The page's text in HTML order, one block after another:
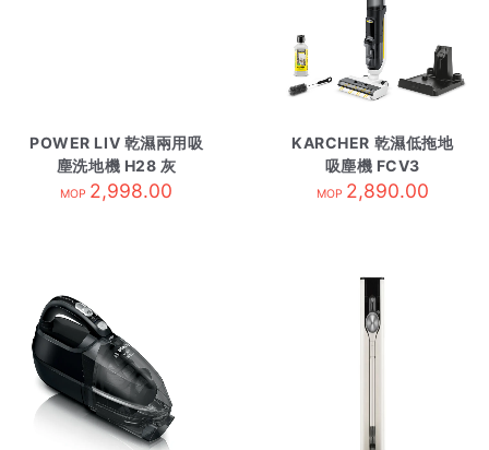
POWER LIV 乾濕兩用吸
塵洗地機 H28 灰
MOP 2,998.00
KARCHER 乾濕低拖地
吸塵機 FCV3
MOP 2,890.00